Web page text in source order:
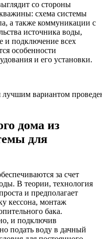
со стороны
схема системы
а также коммуникации с
источника воды,
и подключение всех
особенности
и его установки.
вариантом
дома из
для
за счет
В теории, технология
и предполагает
кессона, монтаж
бака.
и подключив
подать воду в дачный